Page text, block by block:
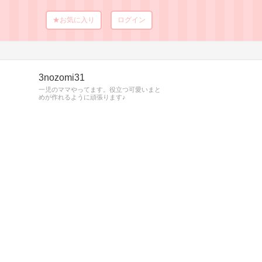
★お気に入り ログイン
3nozomi31
一児のママやってます。役立つ可愛いまと
めが作れるように頑張ります♪